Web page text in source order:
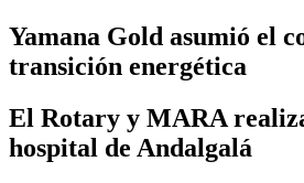
Yamana Gold asumió el
transición energética
El Rotary y MARA
hospital de Andalgalá